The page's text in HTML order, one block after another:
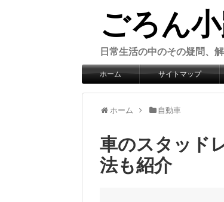
ごろん小
日常生活の中のその疑問、
ホーム サイトマップ
ホーム 自動車
車のスタッド
法も紹介